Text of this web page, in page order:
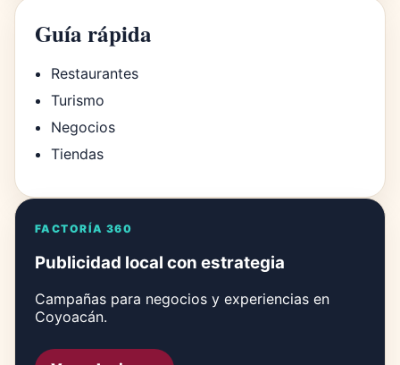
Guía rápida
Restaurantes
Turismo
Negocios
Tiendas
FACTORÍA 360
Publicidad local con estrategia
Campañas para negocios y experiencias en
Coyoacán.